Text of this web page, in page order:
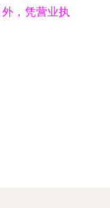
，凭营业执